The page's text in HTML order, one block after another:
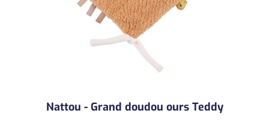
Nattou - Grand doudou ours Teddy